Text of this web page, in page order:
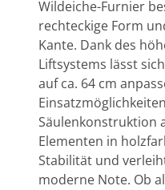
Wildeiche-Furnier
rechteckige Form
Kante. Dank des
Liftsystems lässt
auf ca. 64 cm
Säulenkonstruktion
Elementen in
Stabilität und
moderne Note. Ob